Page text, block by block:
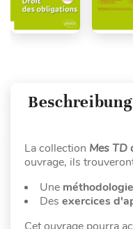
Beschreibung
La collection Mes TD
ouvrage, ils
Une
Des exercices